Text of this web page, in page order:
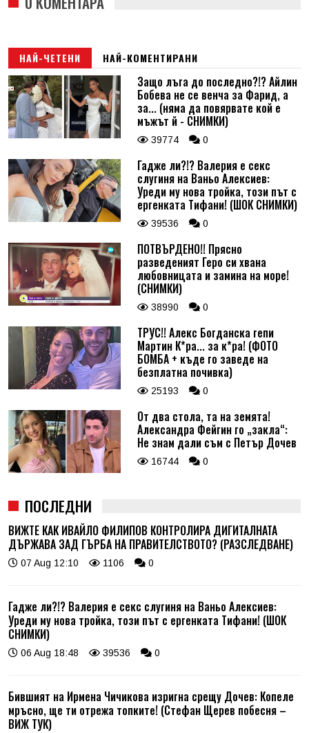
НАЙ-ЧЕТЕНИ НАЙ-КОМЕНТИРАНИ
Защо лъга до последно?!? Айлин
Бобева не се венча за Фарид, а
за... (няма да повярвате кой е
мъжът й - СНИМКИ)
39774 0
Гадже ли?!? Валерия е секс
слугиня на Ваньо Алексиев:
Уреди му нова тройка, този път с
ергенката Тифани! (ШОК СНИМКИ)
39536 0
ПОТВЪРДЕНО!! Прясно
разведеният Геро си хвана
любовницата и замина на море!
(СНИМКИ)
38990 0
ТРУС!! Алекс Богданска гепи
Мартин К*ра... за к*ра! (ФОТО
БОМБА + къде го заведе на
безплатна почивка)
25193 0
От два стола, та на земята!
Александра Фейгин го „закла“:
Не знам дали съм с Петър Дочев
16744 0
ПОСЛЕДНИ
ВИЖТЕ КАК ИВАЙЛО ФИЛИПОВ КОНТРОЛИРА ДИГИТАЛНАТА
ДЪРЖАВА ЗАД ГЪРБА НА ПРАВИТЕЛСТВОТО? (РАЗСЛЕДВАНЕ)
07 Aug 12:10 1106 0
Гадже ли?!? Валерия е секс слугиня на Ваньо Алексиев:
Уреди му нова тройка, този път с ергенката Тифани! (ШОК
СНИМКИ)
06 Aug 18:48 39536 0
Бившият на Ирмена Чичикова изригна срещу Дочев: Копеле
мръсно, ще ти отрежа топките! (Стефан Щерев побесня –
ВИЖ ТУК)